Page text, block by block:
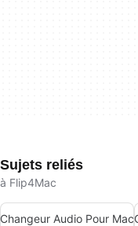
Sujets reliés
à Flip4Mac
Changeur Audio Pour Mac